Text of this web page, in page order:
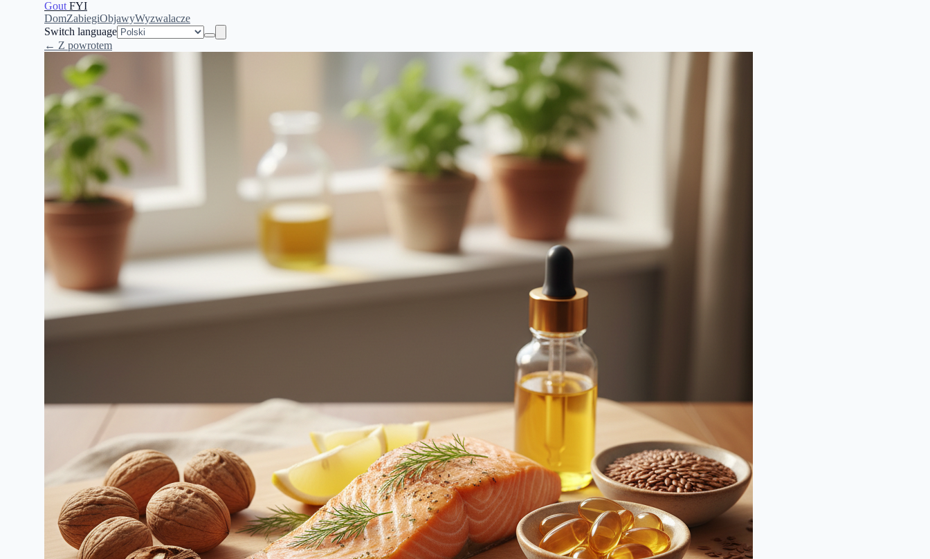
Gout FYI
DomZabiegiObjawyWyzwalacze
Switch language
← Z powrotem